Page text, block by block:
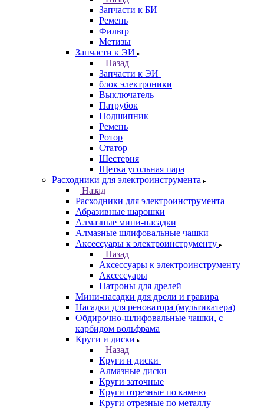
Запчасти к БИ
Ремень
Фильтр
Метизы
Запчасти к ЭИ
Назад
Запчасти к ЭИ
блок электроники
Выключатель
Патрубок
Подшипник
Ремень
Ротор
Статор
Шестерня
Щетка угольная пара
Расходники для электроинструмента
Назад
Расходники для электроинструмента
Абразивные шарошки
Алмазные мини-насадки
Алмазные шлифовальные чашки
Аксессуары к электроинструменту
Назад
Аксессуары к электроинструменту
Аксессуары
Патроны для дрелей
Мини-насадки для дрели и гравира
Насадки для реноватора (мультикатера)
Обдирочно-шлифовальные чашки, с
карбидом вольфрама
Круги и диски
Назад
Круги и диски
Алмазные диски
Круги заточные
Круги отрезные по камню
Круги отрезные по металлу